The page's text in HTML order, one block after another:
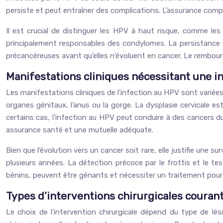
persiste et peut entraîner des complications. L’assurance
Il est crucial de distinguer les HPV à haut risque, comme
principalement responsables des condylomes. La
précancéreuses avant qu’elles n’évoluent en cancer. Le
Manifestations cliniques nécessitant une
Les manifestations cliniques de l’infection au HPV sont
organes génitaux, l’anus ou la gorge. La dysplasie cervicale
certains cas, l’infection au HPV peut conduire à des cancers
assurance santé et une mutuelle adéquate.
Bien que l’évolution vers un cancer soit rare, elle justifie une
plusieurs années. La détection précoce par le frottis et le
bénins, peuvent être gênants et nécessiter un traitement
Types d’interventions chirurgicales
Le choix de l’intervention chirurgicale dépend du type de